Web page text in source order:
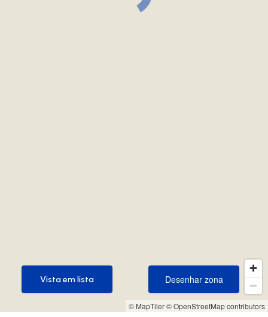
© MapTiler© OpenStreetMap contributors
Desenhar zona
Desenhar zona
Vista em lista
Vista em lista